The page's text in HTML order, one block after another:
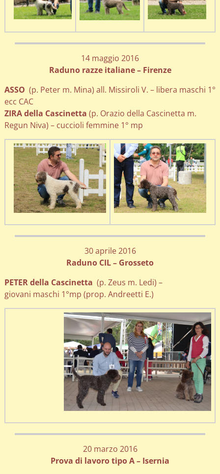
14 maggio 2016
Raduno razze italiane – Firenze
ASSO (p. Peter m. Mina) all. Missiroli V. – libera maschi 1°
ecc CAC
ZIRA della Cascinetta (p. Orazio della Cascinetta m.
Regun Niva) – cuccioli femmine 1° mp
30 aprile 2016
Raduno CIL – Grosseto
PETER della Cascinetta (p. Zeus m. Ledi) –
giovani maschi 1°mp (prop. Andreetti E.)
20 marzo 2016
Prova di lavoro tipo A – Isernia